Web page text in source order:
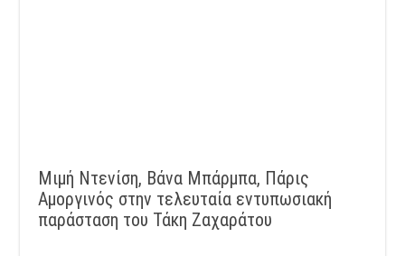
Μιμή Ντενίση, Βάνα Μπάρμπα, Πάρις
Αμοργινός στην τελευταία εντυπωσιακή
παράσταση του Τάκη Ζαχαράτου